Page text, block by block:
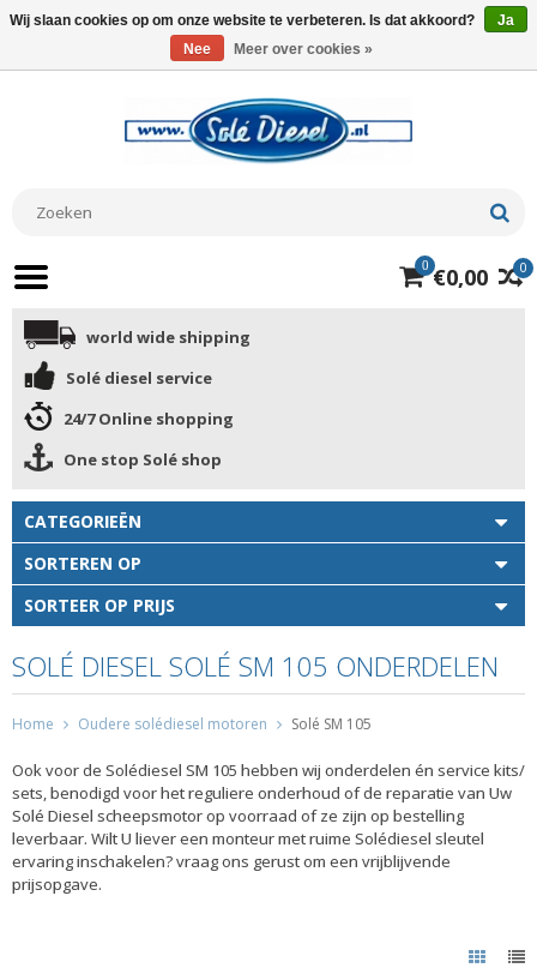
0
0 €0,00
world wide shipping
Solé diesel service
24/7 Online shopping
One stop Solé shop
CATEGORIEËN
SORTEREN OP
SORTEER OP PRIJS
SOLÉ DIESEL SOLÉ SM 105 ONDERDELEN
Home Oudere solédiesel motoren Solé SM 105
Ook voor de Solédiesel SM 105 hebben wij onderdelen én service kits/
sets, benodigd voor het reguliere onderhoud of de reparatie van Uw
Solé Diesel scheepsmotor op voorraad of ze zijn op bestelling
leverbaar. Wilt U liever een monteur met ruime Solédiesel sleutel
ervaring inschakelen? vraag ons gerust om een vrijblijvende
prijsopgave.
Wij slaan cookies op om onze website te verbeteren. Is dat akkoord?
Ja
Nee
Meer over cookies »